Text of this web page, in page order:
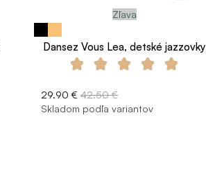
Zľava
Dansez Vous Lea, detské jazzovky
29.90 € 42.50 €
Skladom podľa variantov